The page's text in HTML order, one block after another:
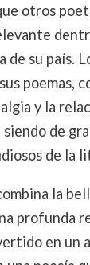
otros
de su país.
poemas,
y la
de
de la
la
profunda
en un